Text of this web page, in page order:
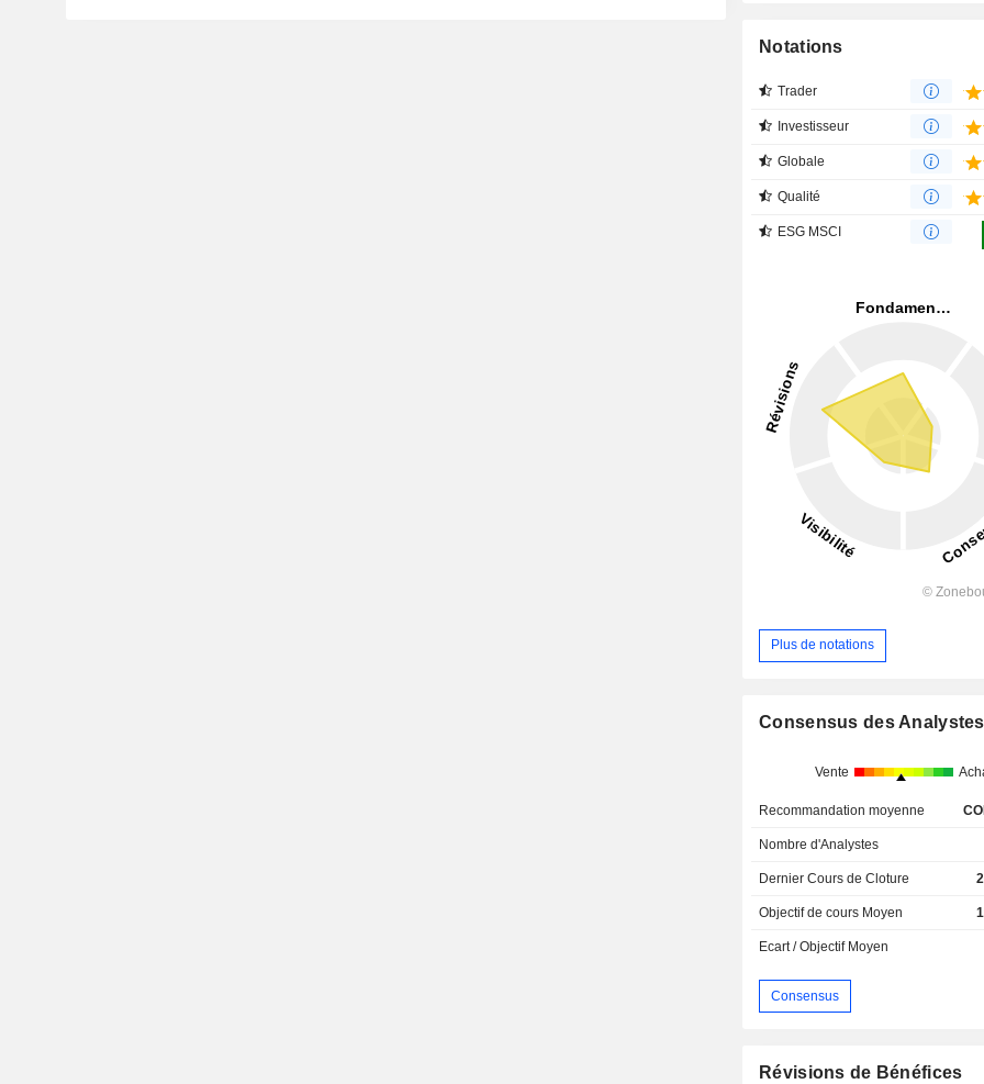
Notations
Trader
Investisseur
Globale
Qualité
ESG MSCI
Plus de notations
Consensus des Analystes
Vente
Recommandation moyenne
Nombre d'Analystes
Dernier Cours de Cloture
Objectif de cours Moyen
Ecart / Objectif Moyen
Consensus
Révisions de Bénéfices